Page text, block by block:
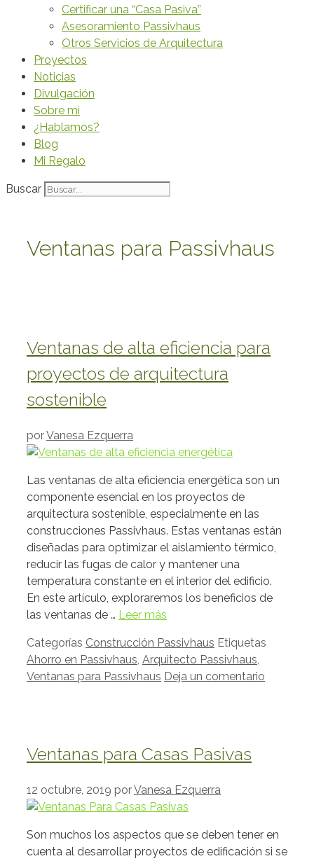
Certificar una “Casa Pasiva”
Asesoramiento Passivhaus
Otros Servicios de Arquitectura
Proyectos
Noticias
Divulgación
Sobre mi
¿Hablamos?
Blog
Mi Regalo
Buscar
Ventanas para Passivhaus
Ventanas de alta eficiencia para
proyectos de arquitectura
sostenible
porVanesa Ezquerra
Las ventanas de alta eficiencia energética son un
componente esencial en los proyectos de
arquitectura sostenible, especialmente en las
construcciones Passivhaus. Estas ventanas están
diseñadas para optimizar el aislamiento térmico,
reducir las fugas de calor y mantener una
temperatura constante en el interior del edificio.
En este artículo, exploraremos los beneficios de
las ventanas de … Leer más
Categorías Construcción Passivhaus Etiquetas
Ahorro en Passivhaus Arquitecto Passivhaus
Ventanas para Passivhaus Deja un comentario
Ventanas para Casas Pasivas
12 octubre, 2019 porVanesa Ezquerra
Son muchos los aspectos que se deben tener en
cuenta al desarrollar proyectos de edificación si se